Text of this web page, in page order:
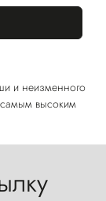
и неизменного
самым высоким